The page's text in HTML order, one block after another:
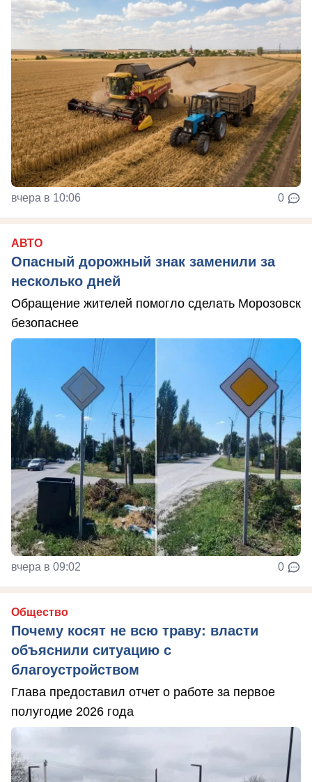
вчера в 10:06 0
АВТО
Опасный дорожный знак заменили за
несколько дней
Обращение жителей помогло сделать Морозовск
безопаснее
вчера в 09:02 0
Общество
Почему косят не всю траву: власти
объяснили ситуацию с
благоустройством
Глава предоставил отчет о работе за первое
полугодие 2026 года